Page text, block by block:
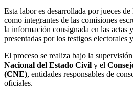
Esta labor es desarrollada por jueces
como integrantes de las comisiones
la información consignada en las actas
presentadas por los testigos electorales
El proceso se realiza bajo la
Nacional del Estado Civil y el
(CNE), entidades responsables de
oficiales.